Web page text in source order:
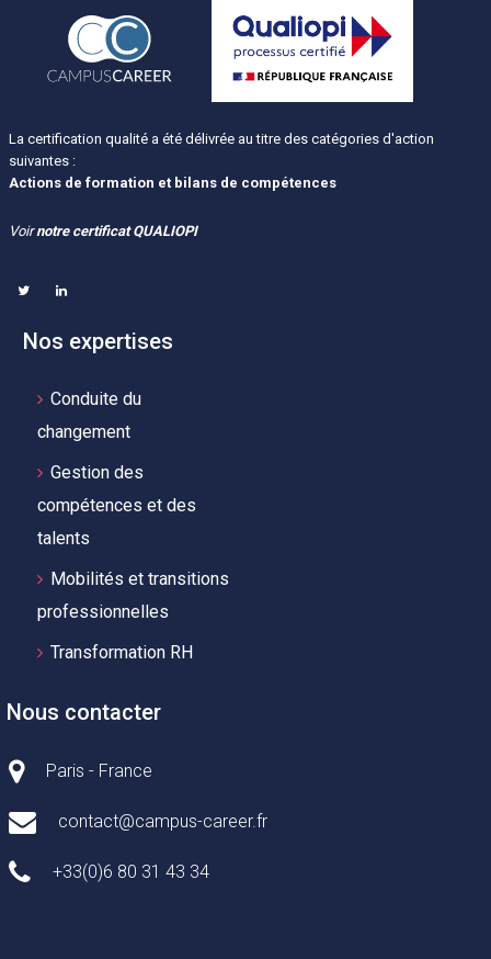
La certification qualité a été délivrée au titre des catégories d'action
suivantes :
Actions de formation et bilans de compétences
Voirnotre certificat QUALIOPI
Nos expertises
Conduite du
changement
Gestion des
compétences et des
talents
Mobilités et transitions
professionnelles
Transformation RH
Nous contacter
Paris - France
contact@campus-career.fr
+33(0)6 80 31 43 34